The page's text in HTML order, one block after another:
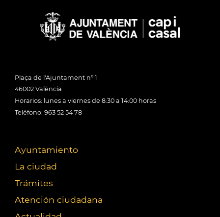
Plaça de l'Ajuntament nº 1
46002 València
Horarios: lunes a viernes de 8:30 a 14:00 horas
Teléfono: 963 52 54 78
Ayuntamiento
La ciudad
Trámites
Atención ciudadana